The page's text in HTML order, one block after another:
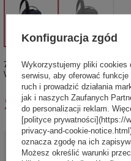
7 szt. Produkt dostępny i gotowy do
Wysyłkaw poniedziałek Sprawdź
599,99 zł brutto/
+
Konfiguracja zgód
Wykorzystujemy pliki cookies
serwisu, aby oferować funkcje
ruch i prowadzić działania
jak i naszych Zaufanych
do personalizacji reklam.
[polityce prywatności](https://
privacy-and-cookie-
oznacza zgodę na ich
Możesz określić warunki